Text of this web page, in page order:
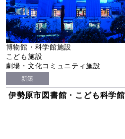
博物館・科学館施設
こども施設
劇場・文化コミュニティ施設
新築
伊勢原市図書館・こども科学館